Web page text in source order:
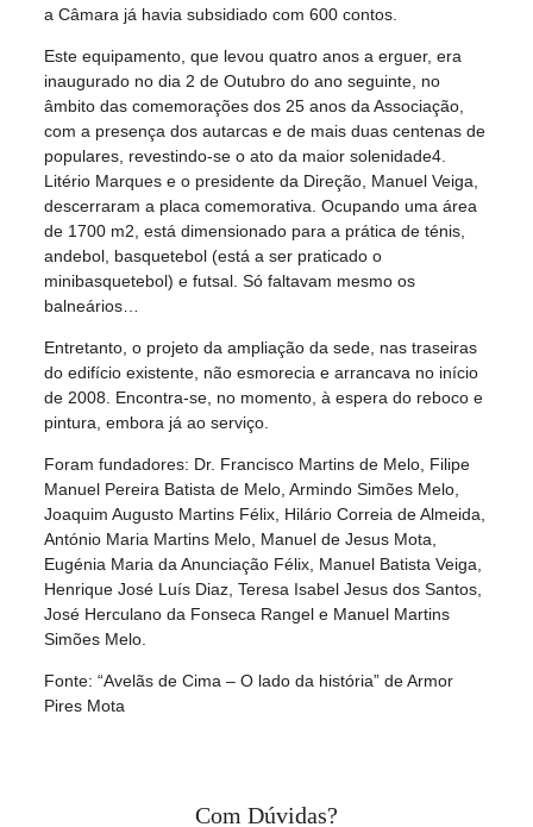
a Câmara já havia subsidiado com 600 contos.
Este equipamento, que levou quatro anos a erguer, era
inaugurado no dia 2 de Outubro do ano seguinte, no
âmbito das comemorações dos 25 anos da Associação,
com a presença dos autarcas e de mais duas centenas de
populares, revestindo-se o ato da maior solenidade4.
Litério Marques e o presidente da Direção, Manuel Veiga,
descerraram a placa comemorativa. Ocupando uma área
de 1700 m2, está dimensionado para a prática de ténis,
andebol, basquetebol (está a ser praticado o
minibasquetebol) e futsal. Só faltavam mesmo os
balneários…
Entretanto, o projeto da ampliação da sede, nas traseiras
do edifício existente, não esmorecia e arrancava no início
de 2008. Encontra-se, no momento, à espera do reboco e
pintura, embora já ao serviço.
Foram fundadores: Dr. Francisco Martins de Melo, Filipe
Manuel Pereira Batista de Melo, Armindo Simões Melo,
Joaquim Augusto Martins Félix, Hilário Correia de Almeida,
António Maria Martins Melo, Manuel de Jesus Mota,
Eugénia Maria da Anunciação Félix, Manuel Batista Veiga,
Henrique José Luís Diaz, Teresa Isabel Jesus dos Santos,
José Herculano da Fonseca Rangel e Manuel Martins
Simões Melo.
Fonte: “Avelãs de Cima – O lado da história” de Armor
Pires Mota
Com Dúvidas?